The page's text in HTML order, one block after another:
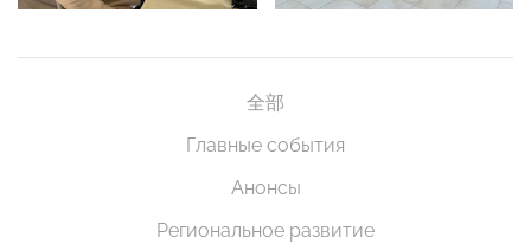
全部
Главные события
Анонсы
Региональное развитие